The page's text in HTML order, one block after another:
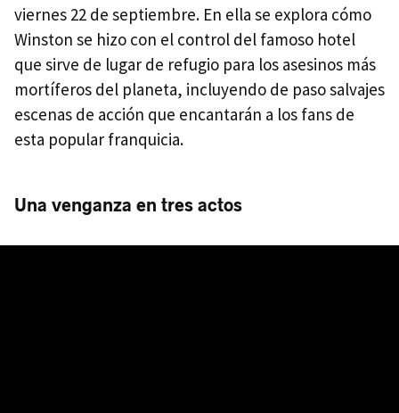
viernes 22 de septiembre. En ella se explora cómo
Winston se hizo con el control del famoso hotel
que sirve de lugar de refugio para los asesinos más
mortíferos del planeta, incluyendo de paso salvajes
escenas de acción que encantarán a los fans de
esta popular franquicia.
Una venganza en tres actos